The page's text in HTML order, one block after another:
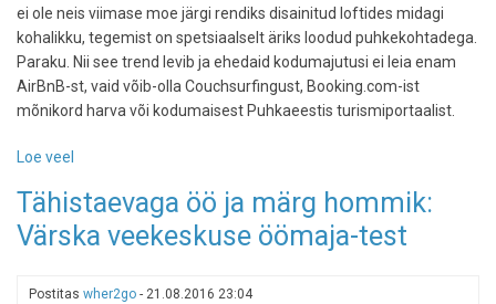
ei ole neis viimase moe järgi rendiks disainitud loftides midagi
kohalikku, tegemist on spetsiaalselt äriks loodud puhkekohtadega.
Paraku. Nii see trend levib ja ehedaid kodumajutusi ei leia enam
AirBnB-st, vaid võib-olla Couchsurfingust, Booking.com-ist
mõnikord harva või kodumaisest Puhkaeestis turismiportaalist.
Loe veel
Kodu
-
Tähistaevaga öö ja märg hommik:
Värska veekeskuse öömaja-test
Postitas wher2go - 21.08.2016 23:04